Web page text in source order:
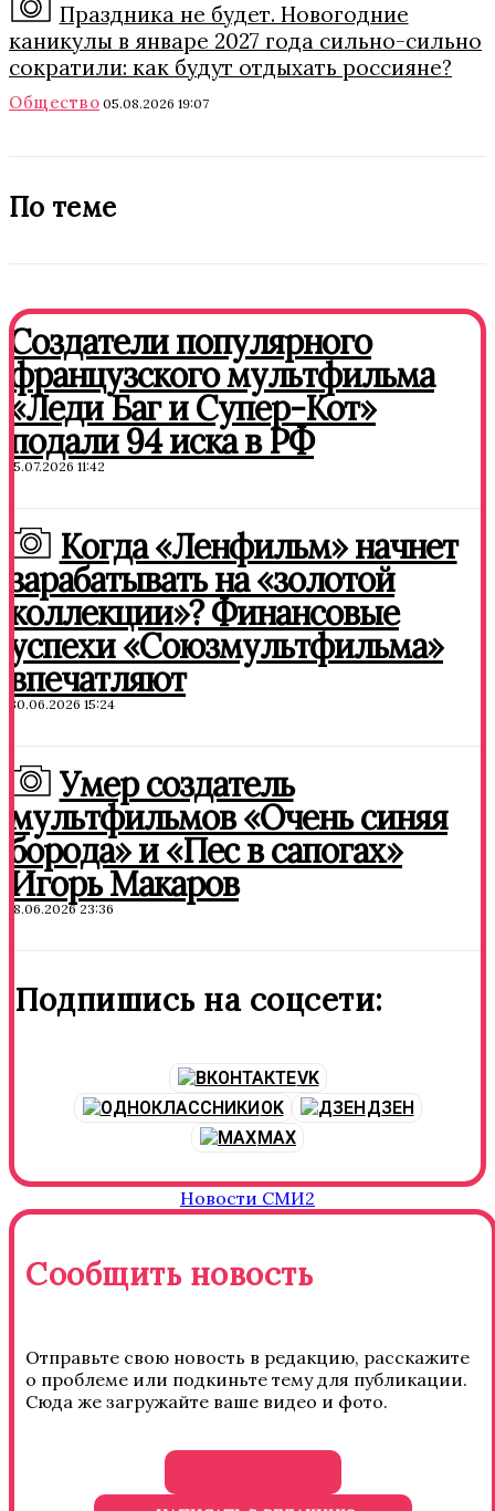
Праздника не будет. Новогодние
каникулы в январе 2027 года сильно-сильно
сократили: как будут отдыхать россияне?
Общество 05.08.2026 19:07
По теме
Создатели популярного
французского мультфильма
«Леди Баг и Супер-Кот»
подали 94 иска в РФ
15.07.2026 11:42
Когда «Ленфильм» начнет
зарабатывать на «золотой
коллекции»? Финансовые
успехи «Союзмультфильма»
впечатляют
30.06.2026 15:24
Умер создатель
мультфильмов «Очень синяя
борода» и «Пес в сапогах»
Игорь Макаров
18.06.2026 23:36
Подпишись на соцсети:
VK
OK
ДЗЕН
MAX
Новости СМИ2
Сообщить новость
Отправьте свою новость в редакцию, расскажите
о проблеме или подкиньте тему для публикации.
Сюда же загружайте ваше видео и фото.